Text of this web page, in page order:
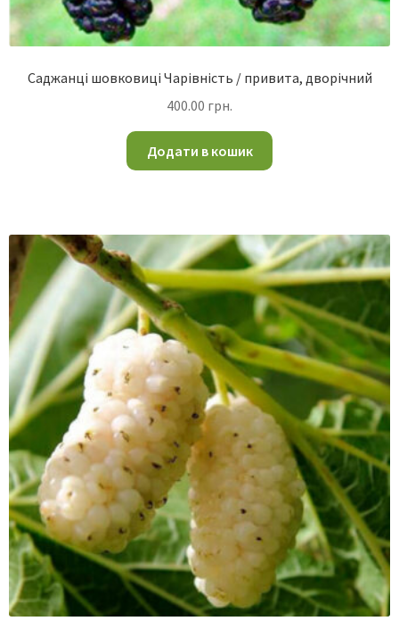
Саджанці шовковиці Чарівність / привита, дворічний
400.00 грн.
Додати в кошик